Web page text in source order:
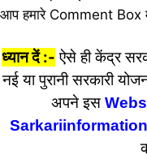
आप हमारे Comment
ध्यान दें :- ऐसे ही केंद्र
नई या पुरानी सरकारी
अपने इस